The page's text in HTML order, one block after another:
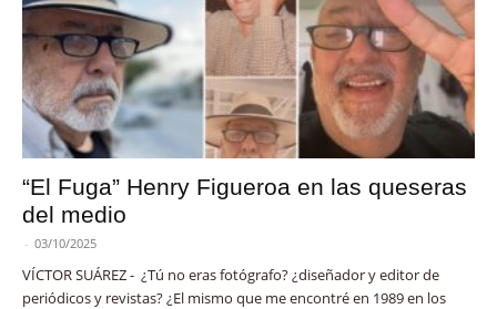
“El Fuga” Henry Figueroa en las queseras
del medio
- 03/10/2025
VÍCTOR SUÁREZ - ¿Tú no eras fotógrafo? ¿diseñador y editor de
periódicos y revistas? ¿El mismo que me encontré en 1989 en los